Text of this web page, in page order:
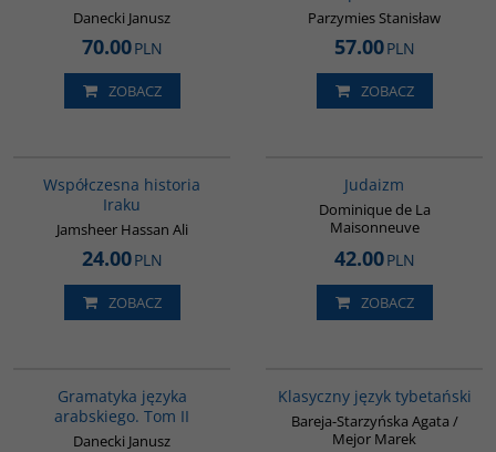
Danecki Janusz
70.00PLN
ZOBACZ
Parzymies Stanisław
57.00PLN
ZOBACZ
Współczesna historia
Iraku
Jamsheer Hassan Ali
24.00PLN
ZOBACZ
Judaizm
Dominique de La
Maisonneuve
42.00PLN
ZOBACZ
Gramatyka języka
arabskiego. Tom II
Danecki Janusz
Klasyczny język tybetański
Bareja-Starzyńska Agata /
Mejor Marek